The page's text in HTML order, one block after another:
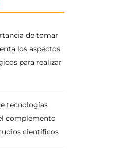
de tomar
los aspectos
para realizar
tecnologías
complemento
científicos